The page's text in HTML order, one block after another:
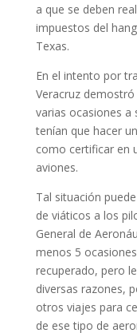
a que se deben
impuestos del
Texas.
En el intento por
Veracruz
varias ocasiones a
tenían que hacer
como certificar en
aviones.
Tal situación
de viáticos a los
General de
menos 5
recuperado, pero
diversas razones,
otros viajes para
de ese tipo de